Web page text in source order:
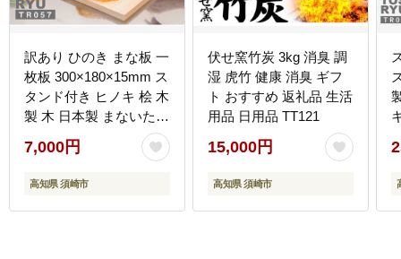
訳あり ひのき まな板 一
枚板 300×180×15mm ス
タンド付き ヒノキ 桧 木
製 木 日本製 まないた
キッチン 台所 キッチン
用品 調理器具 贈答 木製
家具 四万十 カットボー
ウッドボード 料理 シン
7,000円
高知県 須崎市
伏せ窯竹炭 3kg 消臭 調
湿 虎竹 健康 消臭 ギフ
ト おすすめ 返礼品 生活
用品 日用品 TT121
15,000円
高知県 須崎市